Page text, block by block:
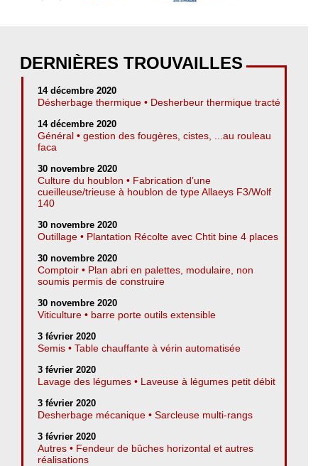
DERNIÈRES TROUVAILLES
14 décembre 2020
Désherbage thermique • Desherbeur thermique tracté
14 décembre 2020
Général • gestion des fougères, cistes, ...au rouleau
faca
30 novembre 2020
Culture du houblon • Fabrication d’une
cueilleuse/trieuse à houblon de type Allaeys F3/Wolf
140
30 novembre 2020
Outillage • Plantation Récolte avec Chtit bine 4 places
30 novembre 2020
Comptoir • Plan abri en palettes, modulaire, non
soumis permis de construire
30 novembre 2020
Viticulture • barre porte outils extensible
3 février 2020
Semis • Table chauffante à vérin automatisée
3 février 2020
Lavage des légumes • Laveuse à légumes petit débit
3 février 2020
Desherbage mécanique • Sarcleuse multi-rangs
3 février 2020
Autres • Fendeur de bûches horizontal et autres
réalisations